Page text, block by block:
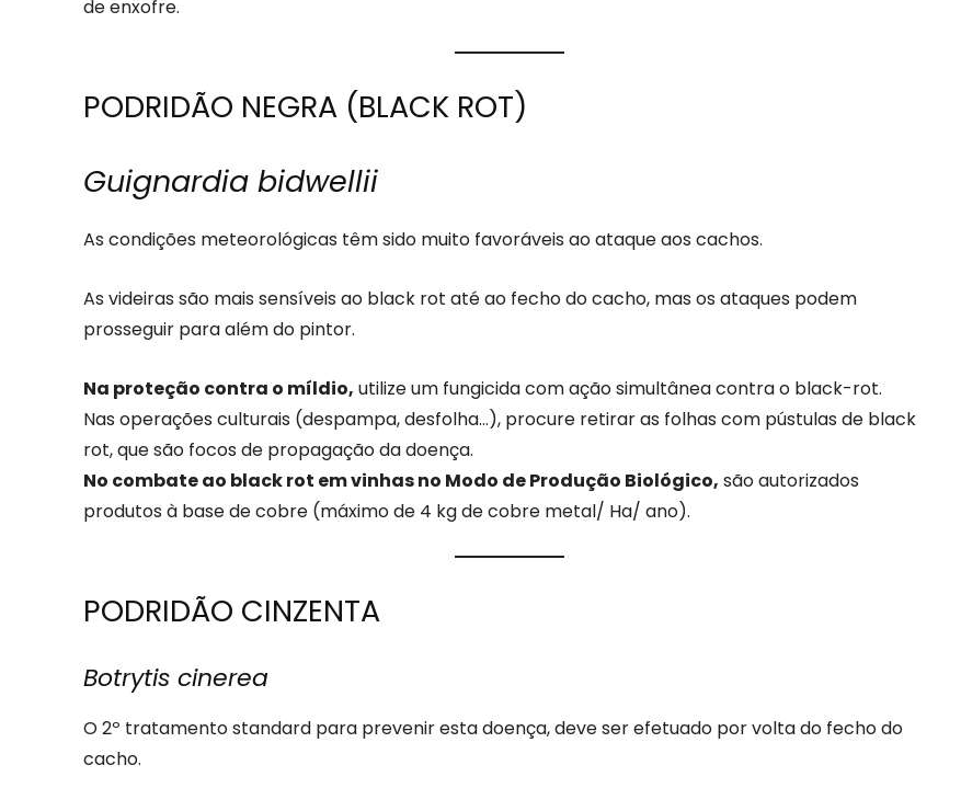
de enxofre.
PODRIDÃO NEGRA (BLACK ROT)
Guignardia bidwellii
As condições meteorológicas têm sido muito favoráveis ao ataque aos cachos.
As videiras são mais sensíveis ao black rot até ao fecho do cacho, mas os ataques podem
prosseguir para além do pintor.
Na proteção contra o míldio, utilize um fungicida com ação simultânea contra o black-rot.
Nas operações culturais (despampa, desfolha…), procure retirar as folhas com pústulas de black
rot, que são focos de propagação da doença.
No combate ao black rot em vinhas no Modo de Produção Biológico, são autorizados
produtos à base de cobre (máximo de 4 kg de cobre metal/ Ha/ ano).
PODRIDÃO CINZENTA
Botrytis cinerea
O 2º tratamento standard para prevenir esta doença, deve ser efetuado por volta do fecho do
cacho.